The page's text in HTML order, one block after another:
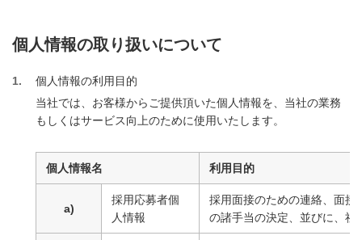
個人情報の取り扱いについて
1
個人情報の利用目的
当社では、お客様からご提供頂いた個人情報を、当社の業務
もしくはサービス向上のために使用いたします。
個人情報名 利用目的
a)
採用応募者個
人情報
採用面接のための連絡、面接
の諸手当の決定、並びに、社